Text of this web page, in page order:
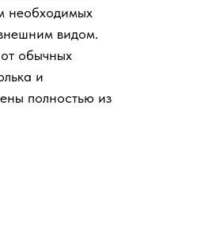
необходимых
видом.
обычных
и
полностью из